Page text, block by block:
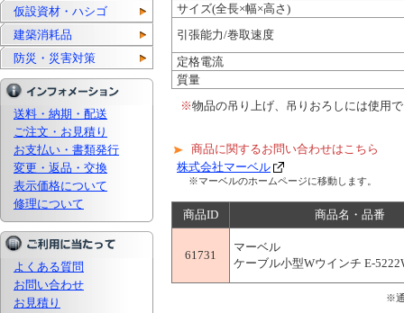
仮設資材・ハシゴ
建築消耗品
防災・災害対策
送料・納期・配送
ご注文・お見積り
お支払い・書類発行
変更・返品・交換
表示価格について
修理について
よくある質問
お問い合わせ
お見積り
サイズ(全長×幅×高さ)
引張能力/巻取速度
定格電流
質量
※物品の吊り上げ、吊りおろしには使用
商品に関するお問い合わせはこちら
株式会社マーベル
※マーベルのホームページに移動します。
商品ID 商品名・品番
61731
マーベル
ケーブル小型Wウインチ E-
※